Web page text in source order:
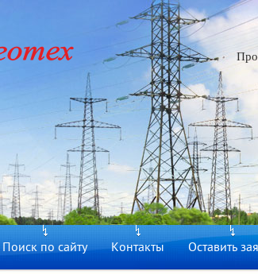
Поиск по сайту Контакты Оставить